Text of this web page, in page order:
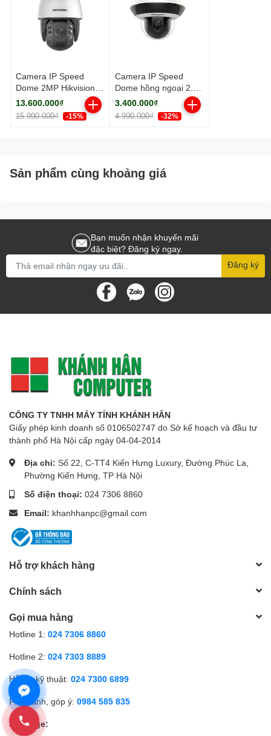
Camera IP Speed
Dome 2MP Hikvision
DS-2DE7A232IW-AEB
13.600.000₫
15.990.000₫ -15%
Camera IP Speed
Dome hồng ngoại 2.0
Megapixel HIKVISION
DS-2DE2A204IW-DE3
3.400.000₫
4.990.000₫ -32%
Sản phẩm cùng khoảng giá
Bạn muốn nhận khuyến mãi
đặc biệt? Đăng ký ngay.
Đăng ký
CÔNG TY TNHH MÁY TÍNH KHÁNH HÂN
Giấy phép kinh doanh số 0106502747 do Sở kế hoạch và đầu tư
thành phố Hà Nội cấp ngày 04-04-2014
Địa chỉ: Số 22, C-TT4 Kiến Hưng Luxury, Đường Phúc La,
Phường Kiến Hưng, TP Hà Nội
Số điện thoại: 024 7306 8860
Email: khanhhanpc@gmail.com
Hỗ trợ khách hàng
Chính sách
Gọi mua hàng
Hotline 1: 024 7306 8860
Hotline 2: 024 7303 8889
Hỗ trợ kỹ thuật: 024 7300 6899
Phản ánh, góp ý: 0984 585 835
Fanpage: